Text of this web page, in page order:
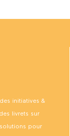
initiatives &
livrets sur
pour